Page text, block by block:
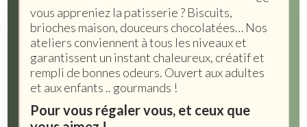
vous appreniez la patisserie ? Biscuits,
brioches maison, douceurs chocolatées… Nos
ateliers conviennent à tous les niveaux et
garantissent un instant chaleureux, créatif et
rempli de bonnes odeurs. Ouvert aux adultes
et aux enfants .. gourmands !
Pour vous régaler vous, et ceux que